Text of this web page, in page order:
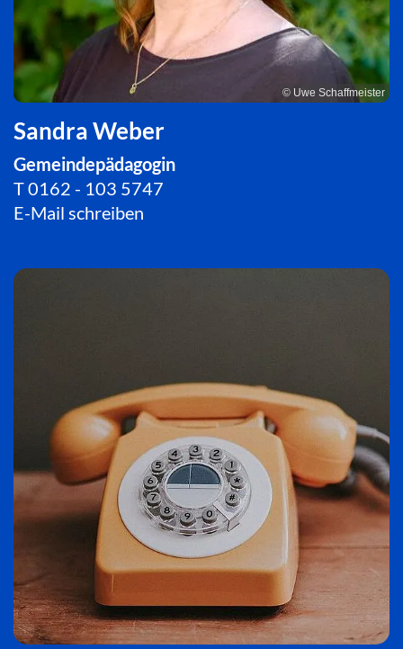
© Uwe Schaffmeister
Sandra Weber
Gemeindepädagogin
T0162 - 103 5747
E-Mail schreiben